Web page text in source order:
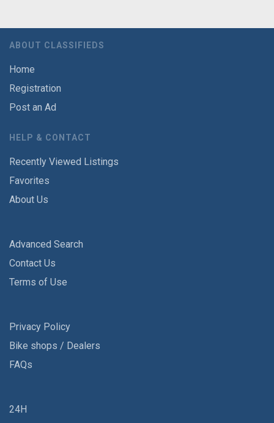
ABOUT CLASSIFIEDS
Home
Registration
Post an Ad
HELP & CONTACT
Recently Viewed Listings
Favorites
About Us
Advanced Search
Contact Us
Terms of Use
Privacy Policy
Bike shops / Dealers
FAQs
24H